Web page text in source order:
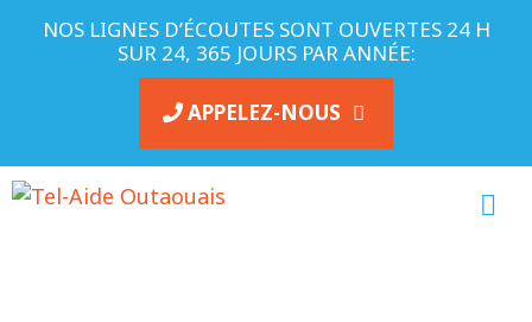
NOS LIGNES D’ÉCOUTES SONT OUVERTES 24 H
SUR 24, 365 JOURS PAR ANNÉE:
APPELEZ-NOUS